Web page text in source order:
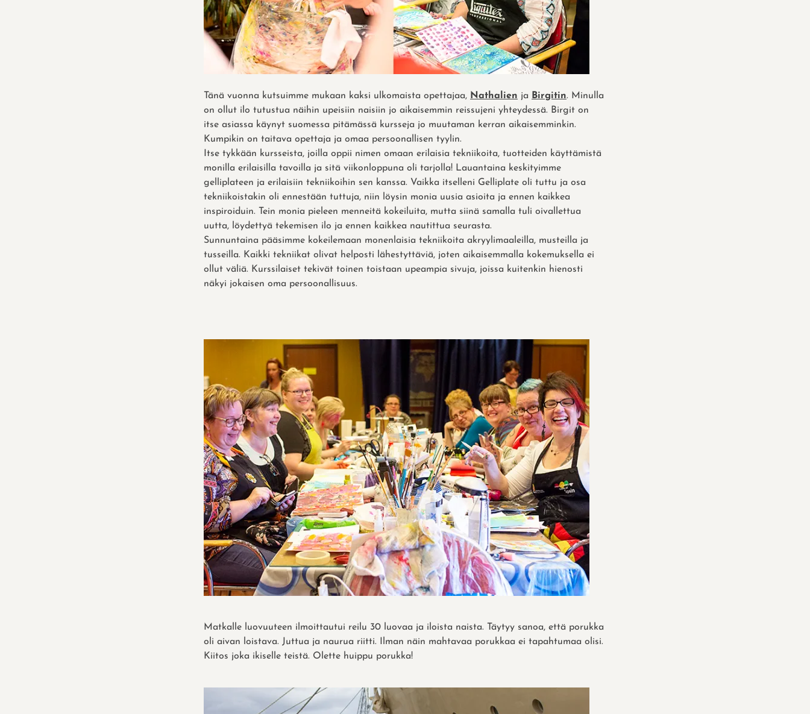
Tänä vuonna kutsuimme mukaan kaksi ulkomaista opettajaa, Nathalien ja Birgitin. Minulla
on ollut ilo tutustua näihin upeisiin naisiin jo aikaisemmin reissujeni yhteydessä. Birgit on
itse asiassa käynyt suomessa pitämässä kursseja jo muutaman kerran aikaisemminkin.
Kumpikin on taitava opettaja ja omaa persoonallisen tyylin.
Itse tykkään kursseista, joilla oppii nimen omaan erilaisia tekniikoita, tuotteiden käyttämistä
monilla erilaisilla tavoilla ja sitä viikonloppuna oli tarjolla! Lauantaina keskityimme
gelliplateen ja erilaisiin tekniikoihin sen kanssa. Vaikka itselleni Gelliplate oli tuttu ja osa
tekniikoistakin oli ennestään tuttuja, niin löysin monia uusia asioita ja ennen kaikkea
inspiroiduin. Tein monia pieleen menneitä kokeiluita, mutta siinä samalla tuli oivallettua
uutta, löydettyä tekemisen ilo ja ennen kaikkea nautittua seurasta.
Sunnuntaina pääsimme kokeilemaan monenlaisia tekniikoita akryylimaaleilla, musteilla ja
tusseilla. Kaikki tekniikat olivat helposti lähestyttäviä, joten aikaisemmalla kokemuksella ei
ollut väliä. Kurssilaiset tekivät toinen toistaan upeampia sivuja, joissa kuitenkin hienosti
näkyi jokaisen oma persoonallisuus.
Matkalle luovuuteen ilmoittautui reilu 30 luovaa ja iloista naista. Täytyy sanoa, että porukka
oli aivan loistava. Juttua ja naurua riitti. Ilman näin mahtavaa porukkaa ei tapahtumaa olisi.
Kiitos joka ikiselle teistä. Olette huippu porukka!